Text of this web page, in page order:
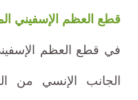
قطع العظم الإسفيني
في قطع العظم
الجانب الإنسي من